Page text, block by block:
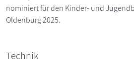
nominiert für den Kinder- und
Oldenburg 2025.
Technik